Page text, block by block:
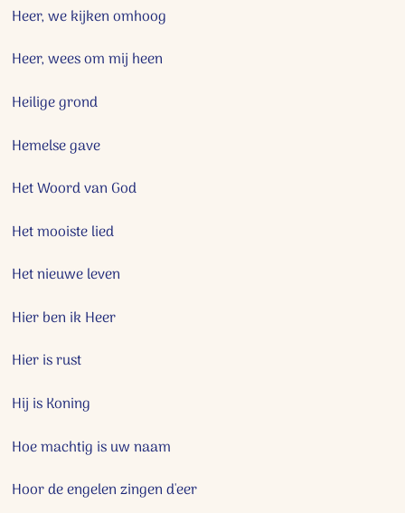
Heer, we kijken omhoog
Heer, wees om mij heen
Heilige grond
Hemelse gave
Het Woord van God
Het mooiste lied
Het nieuwe leven
Hier ben ik Heer
Hier is rust
Hij is Koning
Hoe machtig is uw naam
Hoor de engelen zingen d'eer